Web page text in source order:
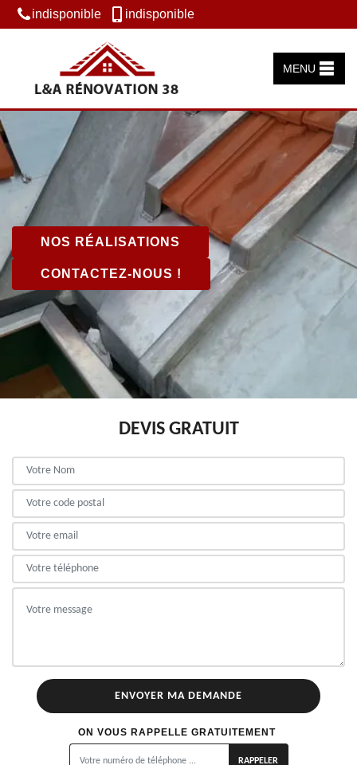
indisponible indisponible
MENU
NOS RÉALISATIONS
CONTACTEZ-NOUS !
DEVIS GRATUIT
ON VOUS RAPPELLE GRATUITEMENT